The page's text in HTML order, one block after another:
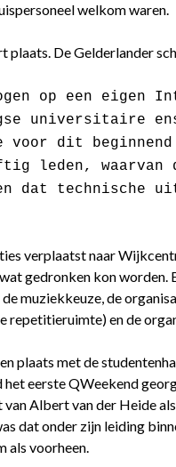
welkom waren.
De Gelderlander
op een eigen
universitaire
voor dit
leden, waarvan
dat technische
verplaatst naar
gedronken kon worden.
muziekkeuze, de
repetitieruimte) en de
plaats met de
het eerste QWeekend
Albert van der Heide
dat onder zijn leiding
als voorheen.